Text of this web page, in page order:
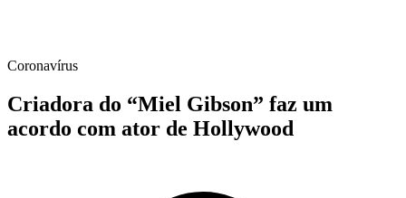
Coronavírus
Criadora do “Miel Gibson” faz um
acordo com ator de Hollywood